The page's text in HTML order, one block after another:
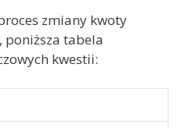
zmiany kwoty
tabela
kwestii: